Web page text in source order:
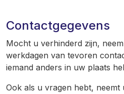
Contactgegevens
Mocht u verhinderd zijn,
werkdagen van tevoren
iemand anders in uw plaats
Ook als u vragen hebt, neemt